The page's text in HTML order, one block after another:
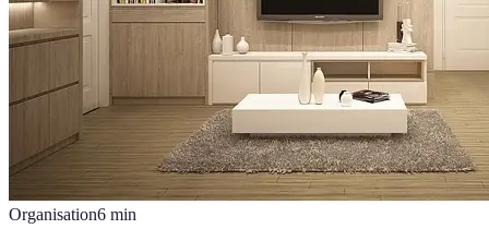
Organisation6 min